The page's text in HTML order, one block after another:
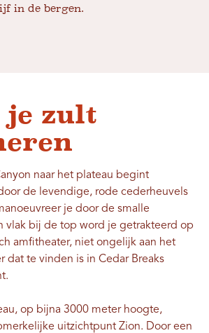
in de bergen.
je zult
naar het plateau begint
de levendige, rode cederheuvels
je door de smalle
vlak bij de top word je getrakteerd op
amfitheater, niet ongelijk aan het
dat te vinden is in Cedar Breaks
op bijna 3000 meter hoogte,
uitzichtpunt Zion. Door een